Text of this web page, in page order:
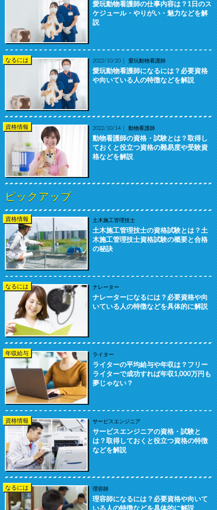
愛玩動物看護師の仕事内容は？1日のス
ケジュール・やりがい・魅力などを解
説
なるには 2022/10/20 愛玩動物看護師
愛玩動物看護師になるには？必要資格
や向いている人の特徴などを解説
資格情報 2022/10/14 動物看護師
動物看護師の資格・試験とは？取得し
ておくと役立つ資格の難易度や受験資
格などを解説
ピックアップ
資格情報 土木施工管理技士
土木施工管理技士の資格試験とは？土
木施工管理技士資格試験の概要と合格
の秘訣
なるには ナレーター
ナレーターになるには？必要資格や向
いている人の特徴などを具体的に解説
年収給与 ライター
ライターの平均給与や年収は？フリー
ライターで成功すれば年収1,000万円も
夢じゃない？
資格情報 サービスエンジニア
サービスエンジニアの資格・試験と
は？取得しておくと役立つ資格の特徴
などを解説
なるには 理容師
理容師になるには？必要資格や向いて
いる人の特徴などを具体的に解説